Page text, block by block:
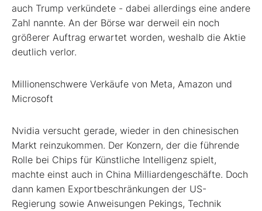
auch Trump verkündete - dabei allerdings eine andere
Zahl nannte. An der Börse war derweil ein noch
größerer Auftrag erwartet worden, weshalb die Aktie
deutlich verlor.
Millionenschwere Verkäufe von Meta, Amazon und
Microsoft
Nvidia versucht gerade, wieder in den chinesischen
Markt reinzukommen. Der Konzern, der die führende
Rolle bei Chips für Künstliche Intelligenz spielt,
machte einst auch in China Milliardengeschäfte. Doch
dann kamen Exportbeschränkungen der US-
Regierung sowie Anweisungen Pekings, Technik